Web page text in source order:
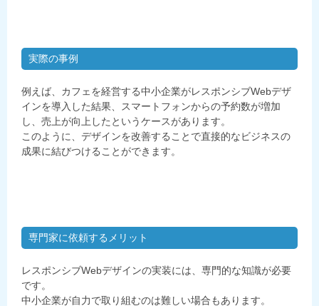
実際の事例
例えば、カフェを経営する中小企業がレスポンシブWebデザ
インを導入した結果、スマートフォンからの予約数が増加
し、売上が向上したというケースがあります。
このように、デザインを改善することで直接的なビジネスの
成果に結びつけることができます。
専門家に依頼するメリット
レスポンシブWebデザインの実装には、専門的な知識が必要
です。
中小企業が自力で取り組むのは難しい場合もあります。